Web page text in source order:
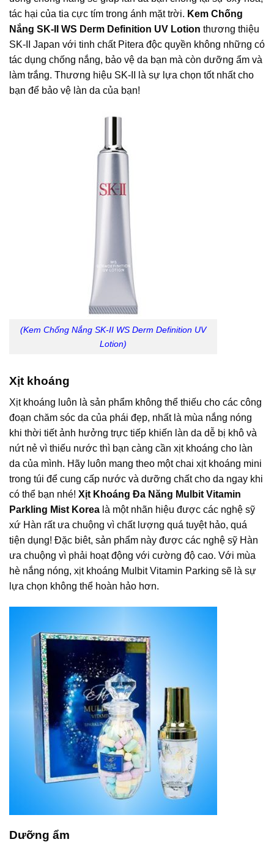
tác hại của tia cực tím trong ánh mặt trời. Kem Chống
Nắng SK-II WS Derm Definition UV Lotion thương thiệu
SK-II Japan với tinh chất Pitera độc quyền không những có
tác dụng chống nắng, bảo vệ da bạn mà còn dưỡng ẩm và
làm trắng. Thương hiệu SK-II là sự lựa chọn tốt nhất cho
bạn để bảo vệ làn da của bạn!
(Kem Chống Nắng SK-II WS Derm Definition UV
Lotion)
Xịt khoáng
Xịt khoáng luôn là sản phẩm không thể thiếu cho các công
đoạn chăm sóc da của phái đẹp, nhất là mùa nắng nóng
khi thời tiết ảnh hưởng trực tiếp khiến làn da dễ bị khô và
nứt nẻ vì thiếu nước thì bạn càng cần xịt khoáng cho làn
da của mình. Hãy luôn mang theo một chai xịt khoáng mini
trong túi để cung cấp nước và dưỡng chất cho da ngay khi
có thể bạn nhé! Xịt Khoáng Đa Năng Mulbit Vitamin
Parkling Mist Korea là một nhãn hiệu được các nghệ sỹ
xứ Hàn rất ưa chuộng vì chất lượng quá tuyệt hảo, quá
tiện dụng! Đặc biêt, sản phẩm này được các nghệ sỹ Hàn
ưa chuộng vì phải hoạt động với cường độ cao. Với mùa
hè nắng nóng, xịt khoáng Mulbit Vitamin Parking sẽ là sự
lựa chọn không thể hoàn hảo hơn.
Dưỡng ẩm